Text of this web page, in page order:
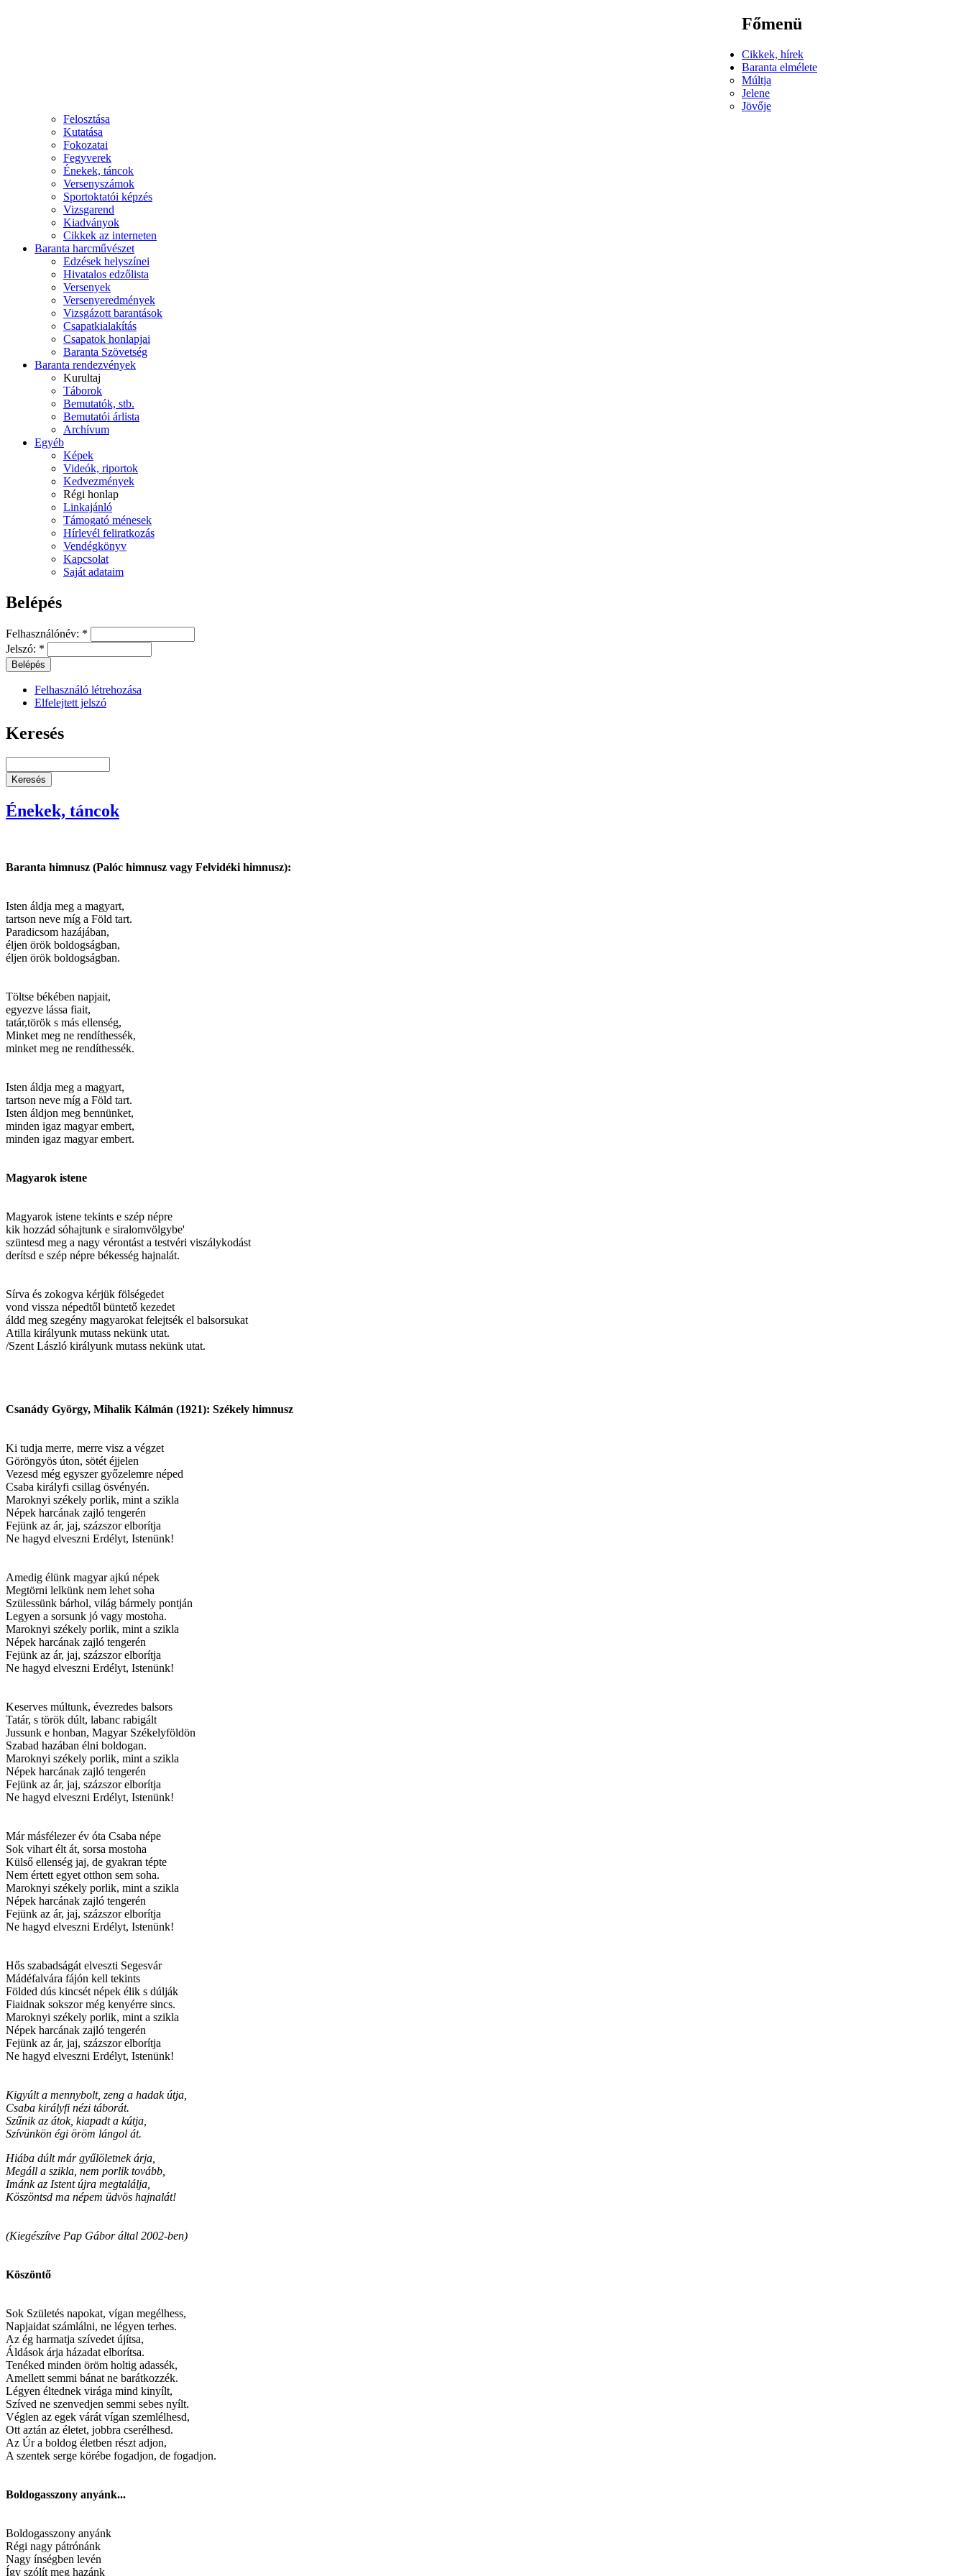
Főmenü
Cikkek, hírek
Baranta elmélete
Múltja
Jelene
Jövője
Felosztása
Kutatása
Fokozatai
Fegyverek
Énekek, táncok
Versenyszámok
Sportoktatói képzés
Vizsgarend
Kiadványok
Cikkek az interneten
Baranta harcművészet
Edzések helyszínei
Hivatalos edzőlista
Versenyek
Versenyeredmények
Vizsgázott barantások
Csapatkialakítás
Csapatok honlapjai
Baranta Szövetség
Baranta rendezvények
Kurultaj
Táborok
Bemutatók, stb.
Bemutatói árlista
Archívum
Egyéb
Képek
Videók, riportok
Kedvezmények
Régi honlap
Linkajánló
Támogató ménesek
Hírlevél feliratkozás
Vendégkönyv
Kapcsolat
Saját adataim
Belépés
Felhasználónév: *
Jelszó: *
Felhasználó létrehozása
Elfelejtett jelszó
Keresés
Énekek, táncok
Baranta himnusz (Palóc himnusz vagy Felvidéki himnusz):
Isten áldja meg a magyart,
tartson neve míg a Föld tart.
Paradicsom hazájában,
éljen örök boldogságban,
éljen örök boldogságban.
Töltse békében napjait,
egyezve lássa fiait,
tatár,török s más ellenség,
Minket meg ne rendíthessék,
minket meg ne rendíthessék.
Isten áldja meg a magyart,
tartson neve míg a Föld tart.
Isten áldjon meg bennünket,
minden igaz magyar embert,
minden igaz magyar embert.
Magyarok istene
Magyarok istene tekints e szép népre
kik hozzád sóhajtunk e siralomvölgybe'
szüntesd meg a nagy vérontást a testvéri viszálykodást
derítsd e szép népre békesség hajnalát.
Sírva és zokogva kérjük fölségedet
vond vissza népedtől büntető kezedet
áldd meg szegény magyarokat felejtsék el balsorsukat
Atilla királyunk mutass nekünk utat.
/Szent László királyunk mutass nekünk utat.
Csanády György, Mihalik Kálmán (1921): Székely himnusz
Ki tudja merre, merre visz a végzet
Göröngyös úton, sötét éjjelen
Vezesd még egyszer győzelemre néped
Csaba királyfi csillag ösvényén.
Maroknyi székely porlik, mint a szikla
Népek harcának zajló tengerén
Fejünk az ár, jaj, százszor elborítja
Ne hagyd elveszni Erdélyt, Istenünk!
Amedig élünk magyar ajkú népek
Megtörni lelkünk nem lehet soha
Szülessünk bárhol, világ bármely pontján
Legyen a sorsunk jó vagy mostoha.
Maroknyi székely porlik, mint a szikla
Népek harcának zajló tengerén
Fejünk az ár, jaj, százszor elborítja
Ne hagyd elveszni Erdélyt, Istenünk!
Keserves múltunk, évezredes balsors
Tatár, s török dúlt, labanc rabigált
Jussunk e honban, Magyar Székelyföldön
Szabad hazában élni boldogan.
Maroknyi székely porlik, mint a szikla
Népek harcának zajló tengerén
Fejünk az ár, jaj, százszor elborítja
Ne hagyd elveszni Erdélyt, Istenünk!
Már másfélezer év óta Csaba népe
Sok vihart élt át, sorsa mostoha
Külső ellenség jaj, de gyakran tépte
Nem értett egyet otthon sem soha.
Maroknyi székely porlik, mint a szikla
Népek harcának zajló tengerén
Fejünk az ár, jaj, százszor elborítja
Ne hagyd elveszni Erdélyt, Istenünk!
Hős szabadságát elveszti Segesvár
Mádéfalvára fájón kell tekints
Földed dús kincsét népek élik s dúlják
Fiaidnak sokszor még kenyérre sincs.
Maroknyi székely porlik, mint a szikla
Népek harcának zajló tengerén
Fejünk az ár, jaj, százszor elborítja
Ne hagyd elveszni Erdélyt, Istenünk!
Kigyúlt a mennybolt, zeng a hadak útja,
Csaba királyfi nézi táborát.
Szűnik az átok, kiapadt a kútja,
Szívünkön égi öröm lángol át.
Hiába dúlt már gyűlöletnek árja,
Megáll a szikla, nem porlik tovább,
Imánk az Istent újra megtalálja,
Köszöntsd ma népem üdvös hajnalát!
(Kiegészítve Pap Gábor által 2002-ben)
Köszöntő
Sok Születés napokat, vígan megélhess,
Napjaidat számlálni, ne légyen terhes.
Az ég harmatja szívedet újítsa,
Áldások árja házadat elborítsa.
Tenéked minden öröm holtig adassék,
Amellett semmi bánat ne barátkozzék.
Légyen éltednek virága mind kinyílt,
Szíved ne szenvedjen semmi sebes nyílt.
Véglen az egek várát vígan szemlélhesd,
Ott aztán az életet, jobbra cserélhesd.
Az Úr a boldog életben részt adjon,
A szentek serge körébe fogadjon, de fogadjon.
Boldogasszony anyánk...
Boldogasszony anyánk
Régi nagy pátrónánk
Nagy ínségben levén
Így szólít meg hazánk